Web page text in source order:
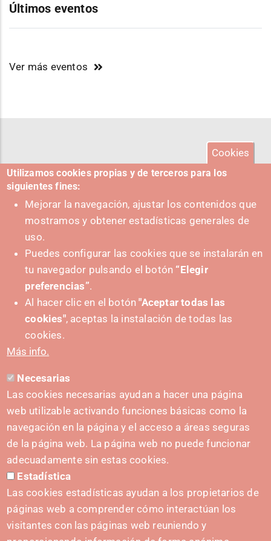
Últimos eventos
Ver más eventos
SUSTATZAILEA
HARREMANETARAKO
hola@irisnavarra.com
(+34) 628 23 12 32
C. del Sadar, 31006 Pamplona
Harremanetarako formularioa
Prentsa-kita
Cookies
Utilizamos cookies propias y de terceros para los
siguientes fines:
Mejorar la navegación, ajustar los contenidos que
mostramos y obtener estadísticas generales de
uso.
Puedes configurar las cookies que se instalarán en
tu navegador pulsando el botón “Elegir
preferencias”.
Al hacer clic en el botón"Aceptar todas las
cookies", aceptas la instalación de todas las
cookies.
Más info.
Necesarias
Las cookies necesarias ayudan a hacer una página
web utilizable activando funciones básicas como la
navegación en la página y el acceso a áreas seguras
de la página web. La página web no puede funcionar
adecuadamente sin estas cookies.
Estadística
Las cookies estadísticas ayudan a los propietarios de
páginas web a comprender cómo interactúan los
visitantes con las páginas web reuniendo y